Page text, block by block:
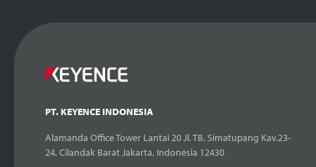
PT. KEYENCE INDONESIA
Alamanda Office Tower Lantai 20 Jl. TB. Simatupang Kav.23-
24, Cilandak Barat Jakarta, Indonesia 12430